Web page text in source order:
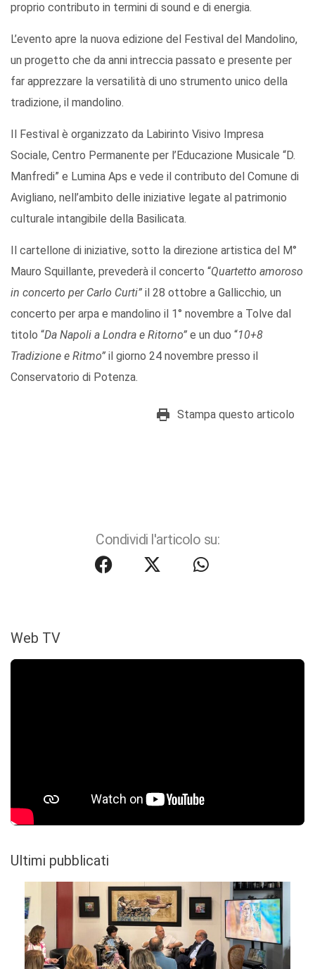
proprio contributo in termini di sound e di energia.
L’evento apre la nuova edizione del Festival del Mandolino,
un progetto che da anni intreccia passato e presente per
far apprezzare la versatilità di uno strumento unico della
tradizione, il mandolino.
Il Festival è organizzato da Labirinto Visivo Impresa
Sociale, Centro Permanente per l’Educazione Musicale “D.
Manfredi” e Lumina Aps e vede il contributo del Comune di
Avigliano, nell’ambito delle iniziative legate al patrimonio
culturale intangibile della Basilicata.
Il cartellone di iniziative, sotto la direzione artistica del M°
Mauro Squillante, prevederà il concerto “Quartetto amoroso
in concerto per Carlo Curti” il 28 ottobre a Gallicchio, un
concerto per arpa e mandolino il 1° novembre a Tolve dal
titolo “Da Napoli a Londra e Ritorno” e un duo “10+8
Tradizione e Ritmo” il giorno 24 novembre presso il
Conservatorio di Potenza.
Stampa questo articolo
Condividi l'articolo su:
Web TV
Ultimi pubblicati